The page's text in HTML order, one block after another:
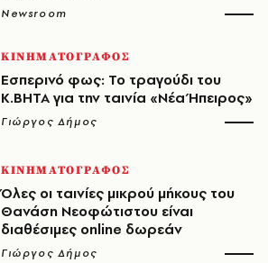
Newsroom
ΚΙΝΗΜΑΤΟΓΡΑΦΟΣ
Εσπερινό φως: Το τραγούδι του
Κ.ΒΗΤΑ για την ταινία «Νέα Ήπειρος»
Γιώργος Δήμος
ΚΙΝΗΜΑΤΟΓΡΑΦΟΣ
Όλες οι ταινίες μικρού μήκους του
Θανάση Νεοφώτιστου είναι
διαθέσιμες online δωρεάν
Γιώργος Δήμος